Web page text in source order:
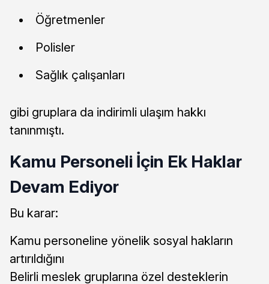
Öğretmenler
Polisler
Sağlık çalışanları
gibi gruplara da indirimli ulaşım hakkı
tanınmıştı.
Kamu Personeli İçin Ek Haklar
Devam Ediyor
Bu karar:
Kamu personeline yönelik sosyal hakların
artırıldığını
Belirli meslek gruplarına özel desteklerin